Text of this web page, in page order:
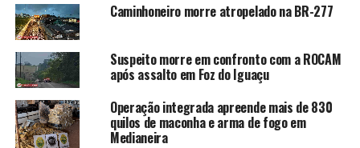
Caminhoneiro morre atropelado na BR-277
Suspeito morre em confronto com a ROCAM
após assalto em Foz do Iguaçu
Operação integrada apreende mais de 830
quilos de maconha e arma de fogo em
Medianeira